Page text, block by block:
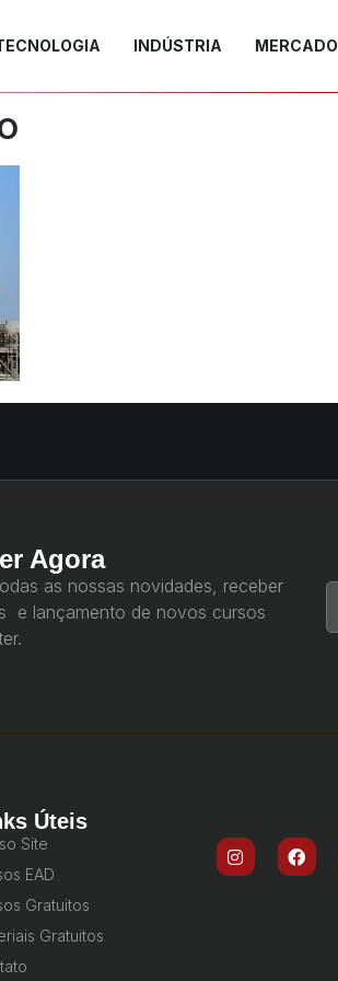
INDÚSTRIA MERCADO
Agora
as nossas novidades, receber
e lançamento de novos cursos
Úteis
Site
EAD
Gratuitos
Gratuitos